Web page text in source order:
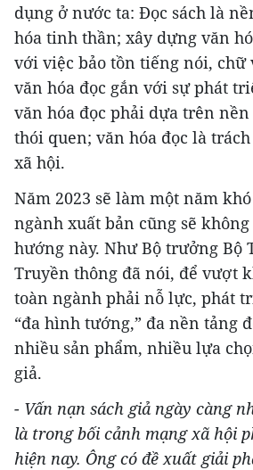
dụng ở nước ta: Đọc sách là
hóa tinh thần; xây dựng văn
với việc bảo tồn tiếng nói, chữ
văn hóa đọc gắn với sự phát
văn hóa đọc phải dựa trên
thói quen; văn hóa đọc là
xã hội.
Năm 2023 sẽ làm một năm
ngành xuất bản cũng sẽ
hướng này. Như Bộ trưởng Bộ
Truyền thông đã nói, để vượt
toàn ngành phải nỗ lực, phát
“đa hình tướng,” đa nền tảng
nhiều sản phẩm, nhiều lựa
giả.
- Vấn nạn sách giả ngày càng
là trong bối cảnh mạng xã hội
hiện nay. Ông có đề xuất giải